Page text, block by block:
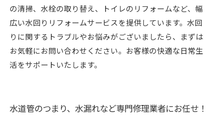
の清掃、水栓の取り替え、トイレのリフォームなど、幅
広い水回りリフォームサービスを提供しています。水回
りに関するトラブルやお悩みがございましたら、まずは
お気軽にお問い合わせください。お客様の快適な日常生
活をサポートいたします。
水道管のつまり、水漏れなど専門修理業者にお任せ！